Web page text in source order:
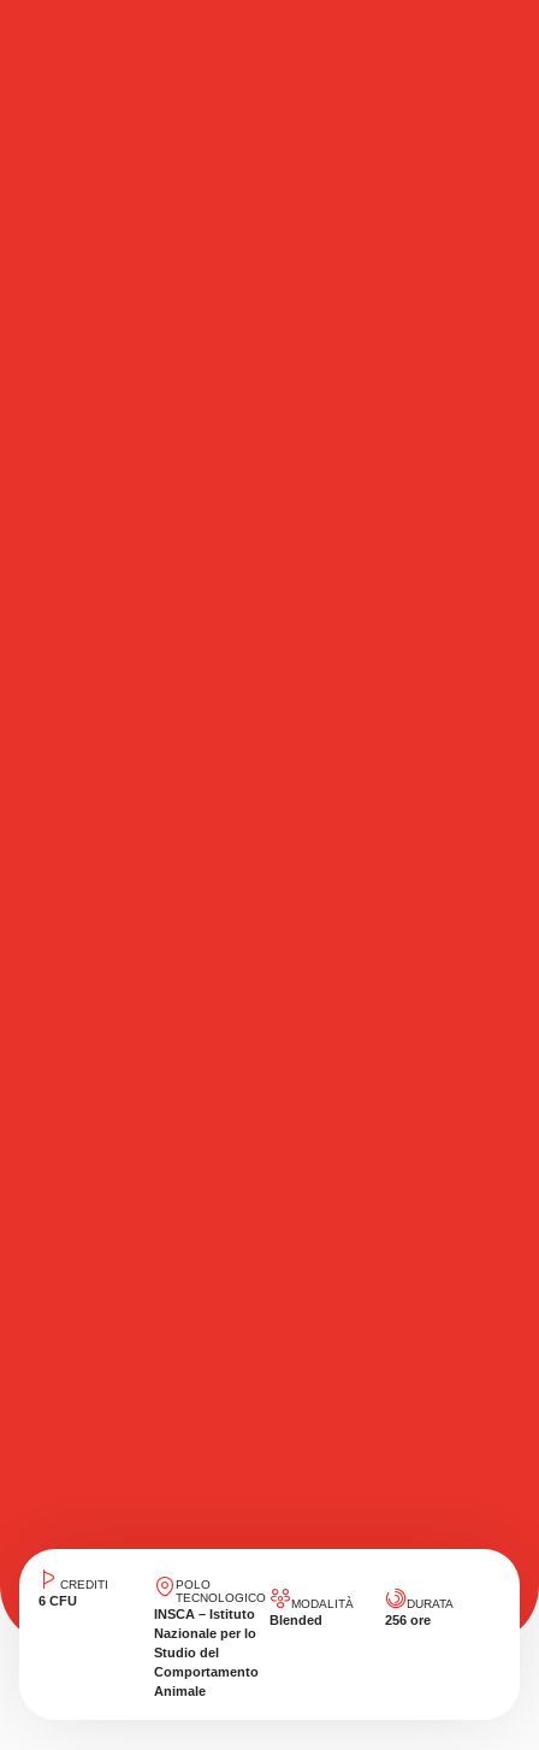
CREDITI
6 CFU
POLO
TECNOLOGICO
INSCA – Istituto
Nazionale per lo
Studio del
Comportamento
Animale
MODALITÀ
Blended
DURATA
256 ore